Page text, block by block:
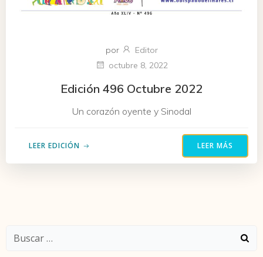
por
Editor
octubre 8, 2022
Edición 496 Octubre 2022
Un corazón oyente y Sinodal
LEER EDICIÓN LEER MÁS
Buscar: